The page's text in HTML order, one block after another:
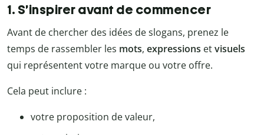
1. S’inspirer avant de commencer
Avant de chercher des idées de slogans, prenez le
temps de rassembler les mots, expressions etvisuels
qui représentent votre marque ou votre offre.
Cela peut inclure :
votre proposition de valeur,